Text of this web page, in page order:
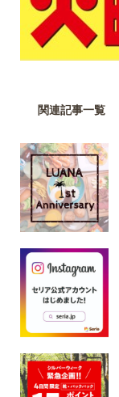
関連記事一覧